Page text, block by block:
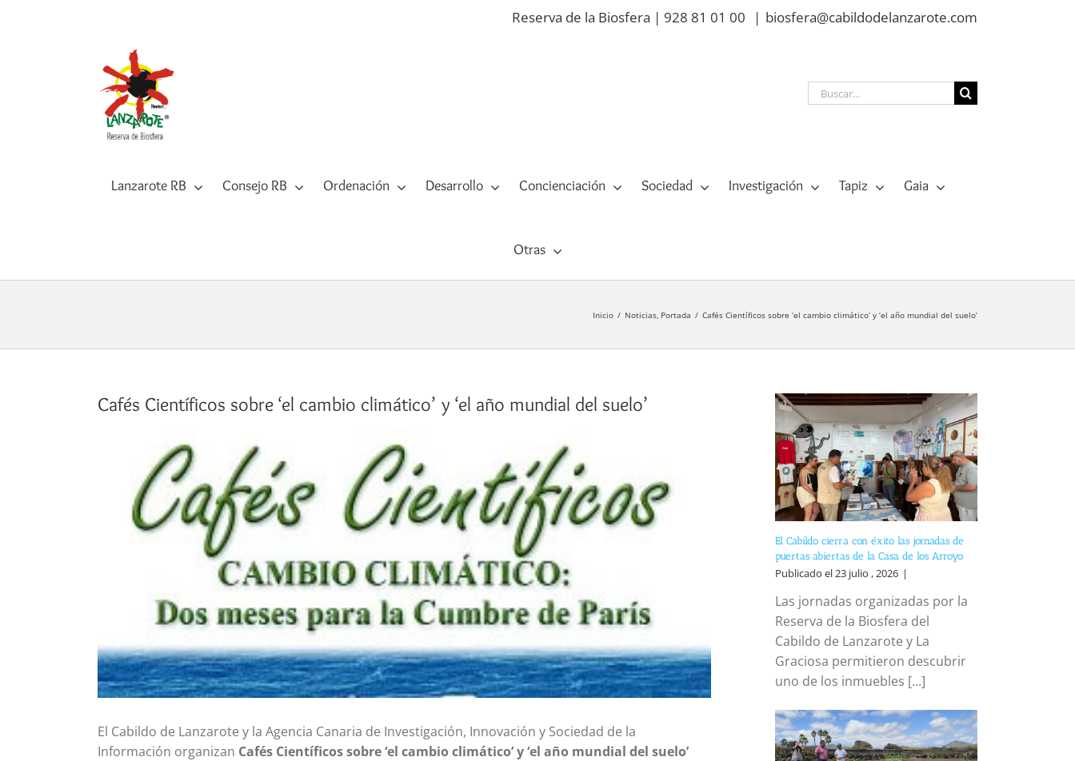
Reserva de la Biosfera | 928 81 01 00 | biosfera@cabildodelanzarote.com
Buscar:
Lanzarote RB Consejo RB Ordenación Desarrollo Concienciación Sociedad Investigación Tapiz Gaia
Otras
Inicio Noticias Portada Cafés Científicos sobre ‘el cambio climático’ y ‘el año mundial del suelo’
Cafés Científicos sobre ‘el cambio climático’ y ‘el año mundial del suelo’
grande
El Cabildo de Lanzarote y la Agencia Canaria de Investigación, Innovación y Sociedad de la
Información organizan Cafés Científicos sobre ‘el cambio climático’ y ‘el año mundial del suelo’
El Cabildo cierra con éxito las jornadas de
puertas abiertas de la Casa de los Arroyo
Publicado el 23 julio , 2026 |
Las jornadas organizadas por la
Reserva de la Biosfera del
Cabildo de Lanzarote y La
Graciosa permitieron descubrir
uno de los inmuebles [...]